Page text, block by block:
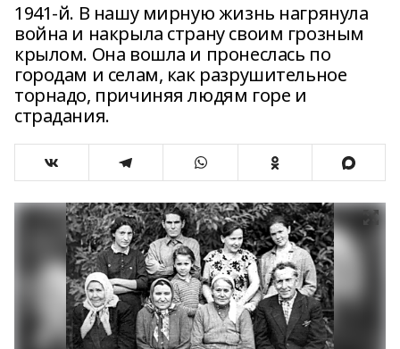
1941-й. В нашу мирную жизнь нагрянула
война и накрыла страну своим грозным
крылом. Она вошла и пронеслась по
городам и селам, как разрушительное
торнадо, причиняя людям горе и
страдания.